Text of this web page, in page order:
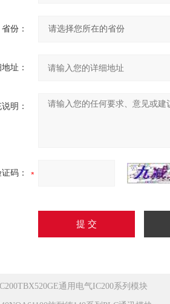
省份：
址：
明：
码：
通用电气IC200系列模块